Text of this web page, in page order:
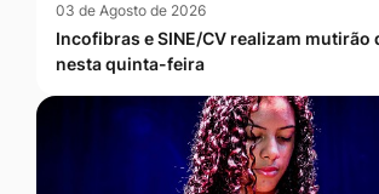
03 de Agosto de 2026
Incofibras e SINE/CV realizam mutirão
nesta quinta-feira